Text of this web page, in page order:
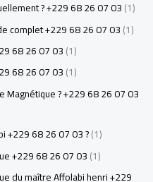
? +229 68 26 07 03(1)
complet +229 68 26 07 03(1)
68 26 07 03(1)
68 26 07 03(1)
Magnétique ? +229 68 26 07 03
+229 68 26 07 03 ?(1)
+229 68 26 07 03(1)
du maître Affolabi henri +229